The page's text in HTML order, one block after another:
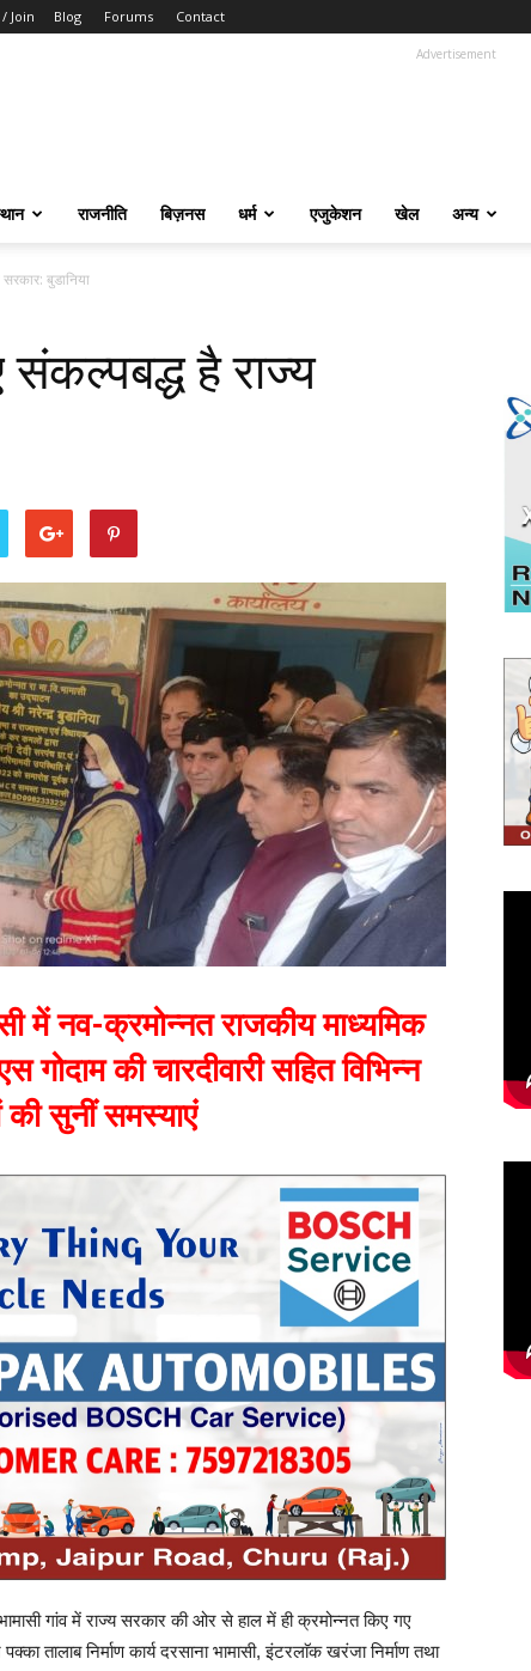
Join Blog Forums Contact
Advertisement
राजनीति बिज़नस धर्म एजुकेशन खेल अन्य
बुडानिया
है राज्य
में नव-क्रमोन्नत राजकीय माध्यमिक
गोदाम की चारदीवारी सहित विभिन्न
की सुनीं समस्याएं
गांव में राज्य सरकार की ओर से हाल में ही क्रमोन्नत किए गए
तालाब निर्माण कार्य दरसाना भामासी, इंटरलाॅक खरंजा निर्माण तथा